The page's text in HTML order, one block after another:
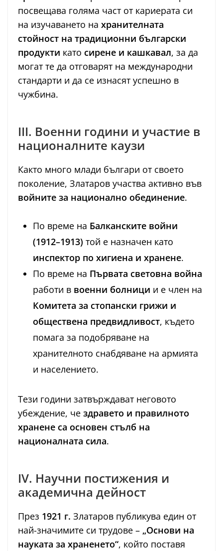
посвещава голяма част от кариерата си
на изучаването на хранителната
стойност на традиционни български
продукти като сирене и кашкавал, за да
могат те да отговарят на международни
стандарти и да се изнасят успешно в
чужбина.
III. Военни години и участие в
националните каузи
Както много млади българи от своето
поколение, Златаров участва активно във
войните за национално обединение.
По време на Балканските войни
(1912–1913) той е назначен като
инспектор по хигиена и хранене.
По време на Първата световна война
работи в военни болници и е член на
Комитета за стопански грижи и
обществена предвидливост, където
помага за подобряване на
хранителното снабдяване на армията
и населението.
Тези години затвърждават неговото
убеждение, че здравето и правилното
хранене са основен стълб на
националната сила.
IV. Научни постижения и
академична дейност
През 1921 г. Златаров публикува един от
най-значимите си трудове – „Основи на
науката за храненето“, който поставя